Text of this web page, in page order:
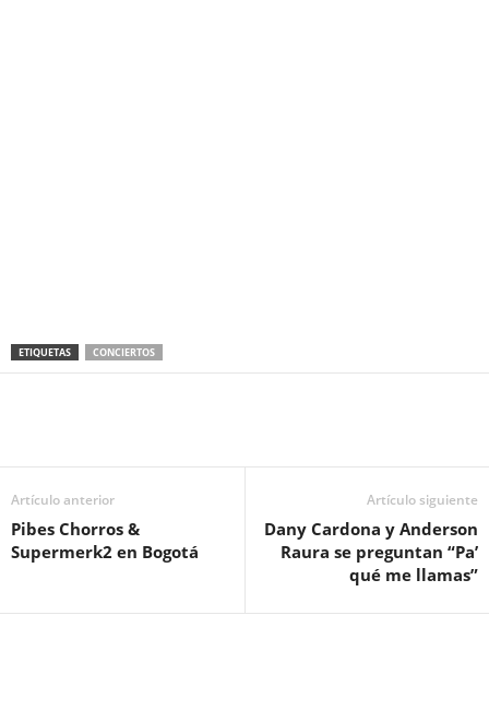
ETIQUETAS CONCIERTOS
Artículo anterior
Pibes Chorros &
Supermerk2 en Bogotá
Artículo siguiente
Dany Cardona y Anderson
Raura se preguntan “Pa’
qué me llamas”